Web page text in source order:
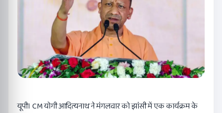
यूपी। CM योगी आदित्यनाथ ने मंगलवार को झांसी में एक कार्यक्रम के